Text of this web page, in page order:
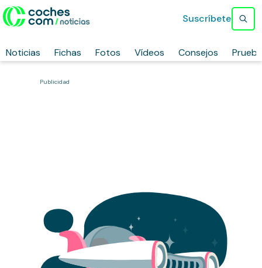
Noticias Fichas Fotos Vídeos Consejos
Suscríbete
Publicidad